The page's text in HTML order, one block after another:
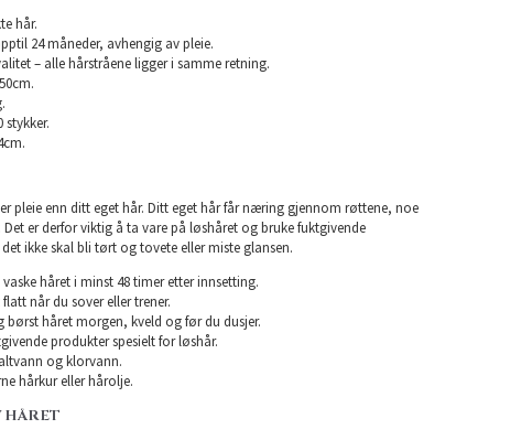
hår.
24 måneder, avhengig av pleie.
– alle hårstråene ligger i samme retning.
stykker.
pleie enn ditt eget hår. Ditt eget hår får næring gjennom røttene, noe
Det er derfor viktig å ta vare på løshåret og bruke fuktgivende
ikke skal bli tørt og tovete eller miste glansen.
håret i minst 48 timer etter innsetting.
når du sover eller trener.
børst håret morgen, kveld og før du dusjer.
produkter spesielt for løshår.
og klorvann.
hårkur eller hårolje.
HÅRET